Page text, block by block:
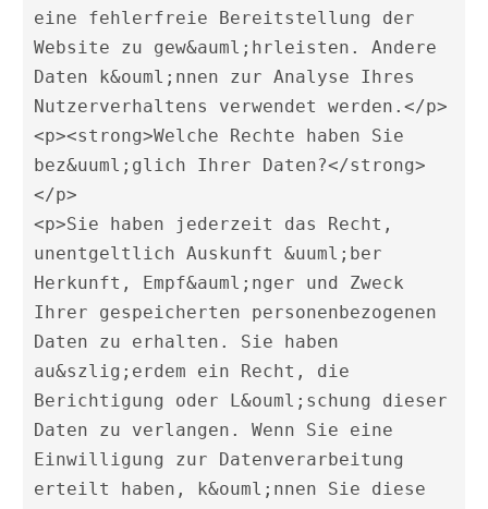
eine fehlerfreie Bereitstellung der
Website zu gew&auml;hrleisten. Andere
Daten k&ouml;nnen zur Analyse Ihres
Nutzerverhaltens verwendet werden.</p>
<p><strong>Welche Rechte haben Sie
bez&uuml;glich Ihrer Daten?</strong>
</p>
<p>Sie haben jederzeit das Recht,
unentgeltlich Auskunft &uuml;ber
Herkunft, Empf&auml;nger und Zweck
Ihrer gespeicherten personenbezogenen
Daten zu erhalten. Sie haben
au&szlig;erdem ein Recht, die
Berichtigung oder L&ouml;schung dieser
Daten zu verlangen. Wenn Sie eine
Einwilligung zur Datenverarbeitung
erteilt haben, k&ouml;nnen Sie diese